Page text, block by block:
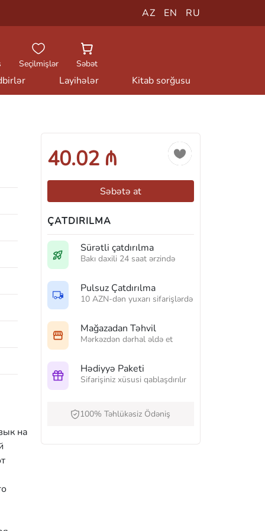
AZ EN RU
Seçilmişlər Səbət
Layihələr Kitab sorğusu
на
40.02 ₼
Səbətə at
ÇATDIRILMA
Sürətli çatdırılma
Bakı daxili 24 saat ərzində
Pulsuz Çatdırılma
10 AZN-dən yuxarı sifarişlərdə
Mağazadan Təhvil
Mərkəzdən dərhal əldə et
Hədiyyə Paketi
Sifarişiniz xüsusi qablaşdırılır
100% Təhlükəsiz Ödəniş